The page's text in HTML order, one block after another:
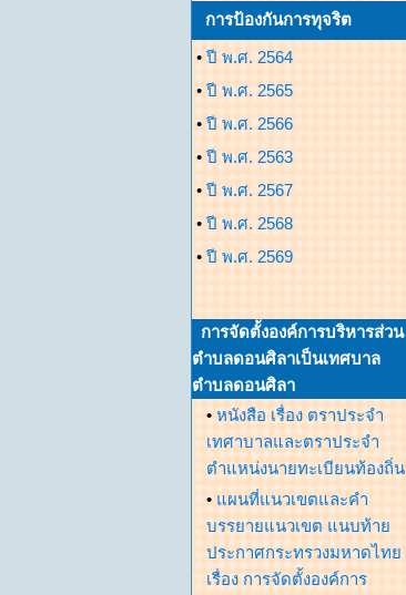
การป้องกันการทุจริต
• ปี พ.ศ. 2564
• ปี พ.ศ. 2565
• ปี พ.ศ. 2566
• ปี พ.ศ. 2563
• ปี พ.ศ. 2567
• ปี พ.ศ. 2568
• ปี พ.ศ. 2569
การจัดตั้งองค์การบริหารส่วน
ตำบลดอนศิลาเป็นเทศบาล
ตำบลดอนศิลา
• หนังสือ เรื่อง ตราประจำ
เทศาบาลและตราประจำ
ตำแหน่งนายทะเบียนท้องถิ่น
• แผนที่แนวเขตและคำ
บรรยายแนวเขต แนบท้าย
ประกาศกระทรวงมหาดไทย
เรื่อง การจัดตั้งองค์การ